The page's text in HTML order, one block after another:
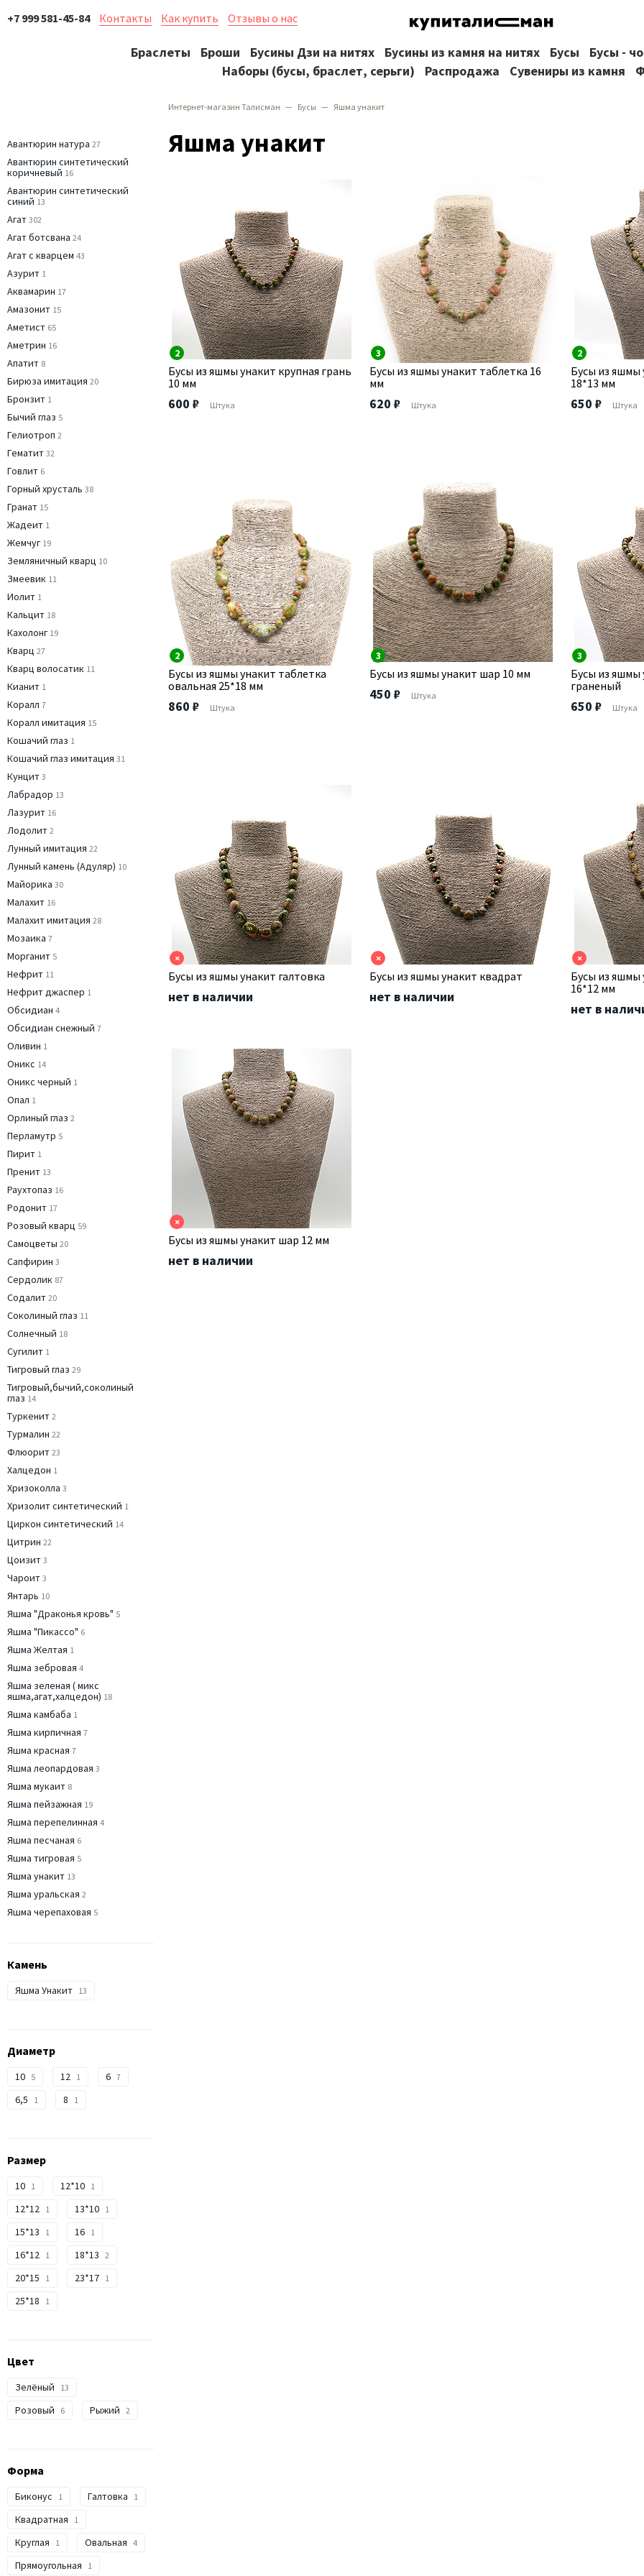
+7 999 581-45-84 Контакты Как купить Отзывы о нас
Браслеты Броши Бусины Дзи на нитях Бусины из камня на нитях Бусы Бусы -
Наборы (бусы, браслет, серьги)
Распродажа Сувениры из камня
Интернет-магазин Талисман Бусы Яшма унакит
Авантюрин натура 27
Авантюрин синтетический
коричневый 16
Авантюрин синтетический
синий 13
Агат 302
Агат ботсвана 24
Агат с кварцем 43
Азурит 1
Аквамарин 17
Амазонит 15
Аметист 65
Аметрин 16
Апатит 8
Бирюза имитация 20
Бронзит 1
Бычий глаз 5
Гелиотроп 2
Гематит 32
Говлит 6
Горный хрусталь 38
Гранат 15
Жадеит 1
Жемчуг 19
Земляничный кварц 10
Змеевик 11
Иолит 1
Кальцит 18
Кахолонг 19
Кварц 27
Кварц волосатик 11
Кианит 1
Коралл 7
Коралл имитация 15
Кошачий глаз 1
Кошачий глаз имитация 31
Кунцит 3
Лабрадор 13
Лазурит 16
Лодолит 2
Лунный имитация 22
Лунный камень (Адуляр) 10
Майорика 30
Малахит 16
Малахит имитация 28
Мозаика 7
Морганит 5
Нефрит 11
Нефрит джаспер 1
Обсидиан 4
Обсидиан снежный 7
Оливин 1
Оникс 14
Оникс черный 1
Опал 1
Орлиный глаз 2
Перламутр 5
Пирит 1
Пренит 13
Раухтопаз 16
Родонит 17
Розовый кварц 59
Самоцветы 20
Сапфирин 3
Сердолик 87
Содалит 20
Соколиный глаз 11
Солнечный 18
Сугилит 1
Тигровый глаз 29
Тигровый,бычий,соколиный
глаз 14
Туркенит 2
Турмалин 22
Флюорит 23
Халцедон 1
Хризоколла 3
Хризолит синтетический 1
Циркон синтетический 14
Цитрин 22
Цоизит 3
Чароит 3
Янтарь 10
Яшма "Драконья кровь" 5
Яшма "Пикассо" 6
Яшма Желтая 1
Яшма зебровая 4
Яшма зеленая ( микс
яшма,агат,халцедон) 18
Яшма камбаба 1
Яшма кирпичная 7
Яшма красная 7
Яшма леопардовая 3
Яшма мукаит 8
Яшма пейзажная 19
Яшма перепелинная 4
Яшма песчаная 6
Яшма тигровая 5
Яшма унакит 13
Яшма уральская 2
Яшма черепаховая 5
Камень
Яшма Унакит 13
Диаметр
10 5 12 1 6 7
6,5 1 8 1
Размер
10 1 12*10 1
12*12 1 13*10 1
15*13 1 16 1
16*12 1 18*13 2
20*15 1 23*17 1
25*18 1
Цвет
Зелёный 13
Розовый 6 Рыжий 2
Форма
Биконус 1 Галтовка 1
Квадратная 1
Круглая 1 Овальная 4
Прямоугольная 1
Яшма унакит
2
Бусы из яшмы унакит крупная грань
10 мм
600 ₽ Штука
3
Бусы из яшмы унакит таблетка 16
мм
620 ₽ Штука
2
Бусы из яшмы
18*13 мм
650 ₽ Штука
2
Бусы из яшмы унакит таблетка
овальная 25*18 мм
860 ₽ Штука
3
Бусы из яшмы унакит шар 10 мм
450 ₽ Штука
3
Бусы из яшмы
граненый
650 ₽ Штука
×
Бусы из яшмы унакит галтовка
нет в наличии
×
Бусы из яшмы унакит квадрат
нет в наличии
×
Бусы из яшмы
16*12 мм
нет в
×
Бусы из яшмы унакит шар 12 мм
нет в наличии